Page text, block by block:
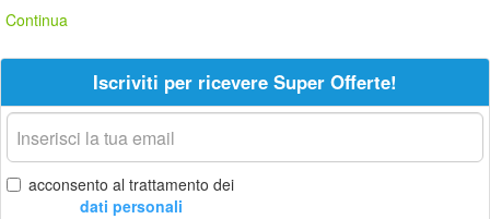
Continua
Iscriviti per ricevere Super Offerte!
La
tua
email
acconsento al trattamento dei
dati personali